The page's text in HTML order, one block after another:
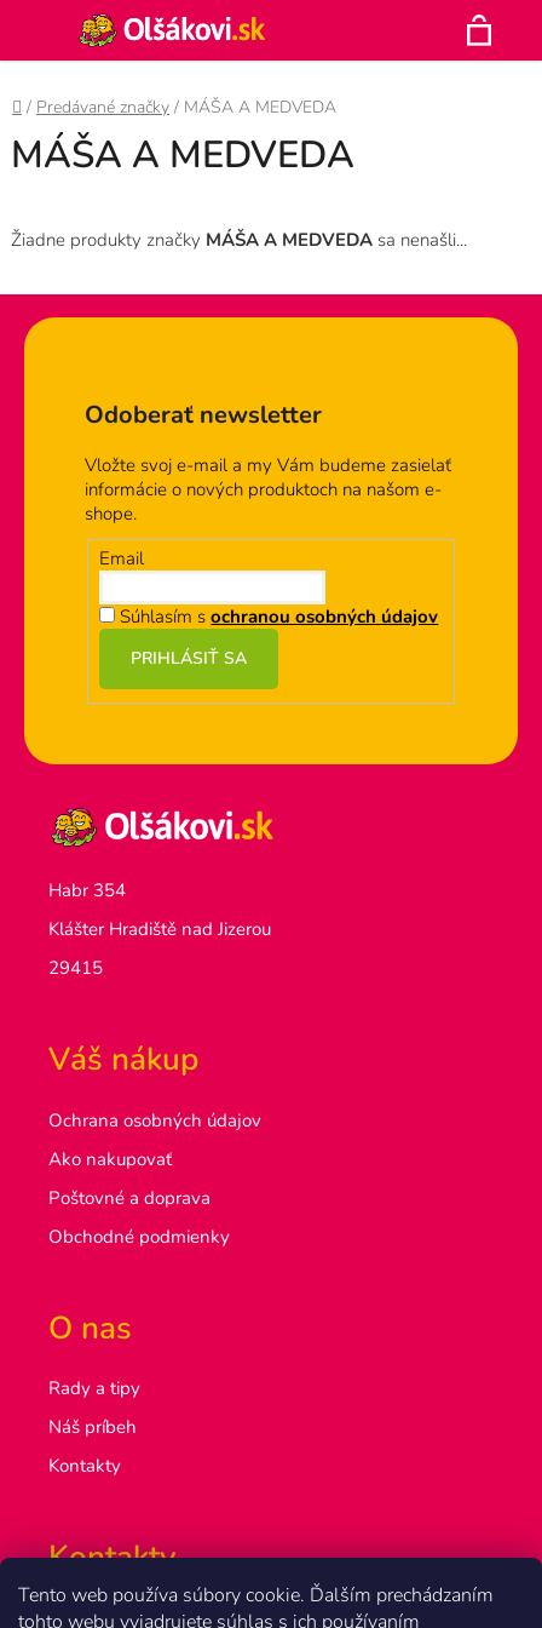
Tento web používa súbory cookie. Ďalším prechádzaním
tohto webu vyjadrujete súhlas s ich používaním
obsah
Hľadať
Domov
/ Predávané značky / MÁŠA A MEDVEDA
MÁŠA A MEDVEDA
Žiadne produkty značky MÁŠA A MEDVEDA sa nenašli...
Odoberať newsletter
Vložte svoj e-mail a my Vám budeme zasielať
informácie o nových produktoch na našom e-
shope.
Email
Súhlasím sochranou osobných údajov
PRIHLÁSIŤ SA
Habr 354
Klášter Hradiště nad Jizerou
29415
Váš nákup
Ochrana osobných údajov
Ako nakupovať
Poštovné a doprava
Obchodné podmienky
O nas
Rady a tipy
Náš príbeh
Kontakty
Kontakty
info@olsakovi.sk